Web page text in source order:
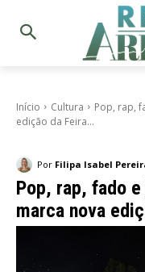
Início Cultura
Pop, rap,
edição da Feira...
Por Filipa Isabel
Pop, rap, fado
marca nova